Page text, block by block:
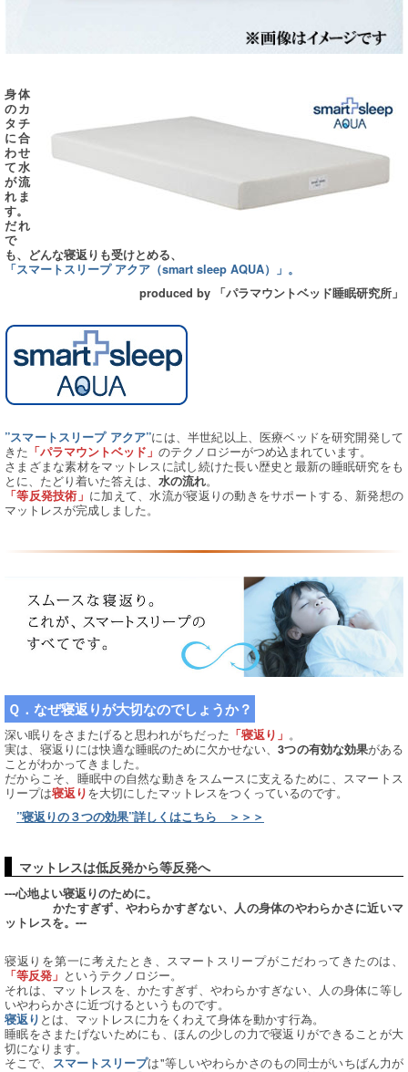
身体
のカ
タチ
に合
わせ
て水
が流
れま
す。
だれ
で
も、どんな寝返りも受けとめる、
「スマートスリープ アクア（smart sleep AQUA）」。
produced by 「パラマウントベッド睡眠研究所」
”スマートスリープ アクア”には、半世紀以上、医療ベッドを研究開発して
きた 「パラマウントベッド」 のテクノロジーがつめ込まれています。
さまざまな素材をマットレスに試し続けた長い歴史と最新の睡眠研究をも
とに、たどり着いた答えは、 水の流れ。
「等反発技術」 に加えて、水流が寝返りの動きをサポートする、新発想の
マットレスが完成しました。
Ｑ．なぜ寝返りが大切なのでしょうか？
深い眠りをさまたげると思われがちだった 「寝返り」 。
実は、寝返りには快適な睡眠のために欠かせない、3つの有効な効果がある
ことがわかってきました。
だからこそ、睡眠中の自然な動きをスムースに支えるために、スマートス
リープは寝返りを大切にしたマットレスをつくっているのです。
”寝返りの３つの効果”詳しくはこちら ＞＞＞
マットレスは低反発から等反発へ
---心地よい寝返りのために。
かたすぎず、やわらかすぎない、人の身体のやわらかさに近いマ
ットレスを。---
寝返りを第一に考えたとき、スマートスリープがこだわってきたのは、
「等反発」 というテクノロジー。
それは、マットレスを、かたすぎず、やわらかすぎない、人の身体に等し
いやわらかさに近づけるというものです。
寝返り とは、マットレスに力をくわえて身体を動かす行為。
睡眠をさまたげないためにも、ほんの少しの力で寝返りができることが大
切になります。
そこで、
スマートスリープは"等しいやわらかさのもの同士がいちばん力が